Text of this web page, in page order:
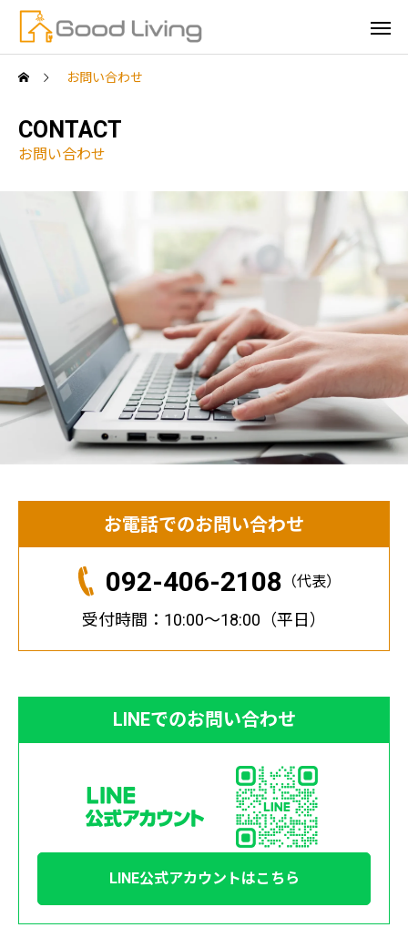
お問い合わせ
CONTACT
お問い合わせ
お電話でのお問い合わせ
092-406-2108 （代表）
受付時間：10:00～18:00（平日）
LINEでのお問い合わせ
LINE公式アカウントはこちら